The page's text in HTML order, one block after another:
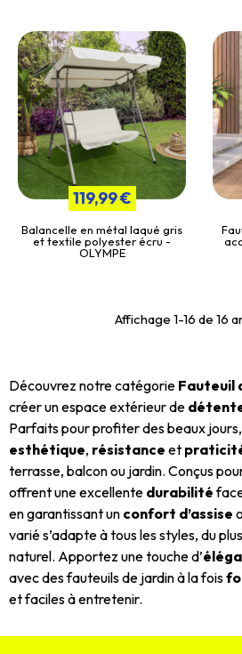
119,99 €
Balancelle en métal laqué gris
et textile polyester écru -
OLYMPE
Affichage 1-16 de 16
Découvrez notre catégorie Fauteuil
créer un espace extérieur de
Parfaits pour profiter des beaux
esthétique, résistance et
terrasse, balcon ou jardin. Conçus
offrent une excellente durabilité
en garantissant un confort d’assise
varié s’adapte à tous les styles, du plus
naturel. Apportez une touche d’
avec des fauteuils de jardin à la fois
et faciles à entretenir.